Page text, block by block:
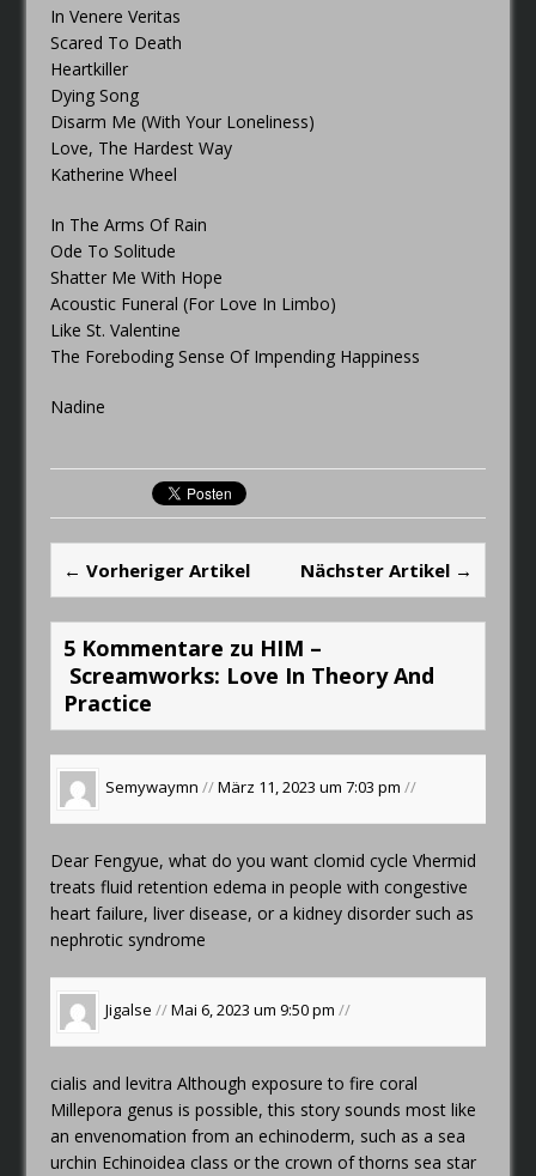
In Venere Veritas
Scared To Death
Heartkiller
Dying Song
Disarm Me (With Your Loneliness)
Love, The Hardest Way
Katherine Wheel
In The Arms Of Rain
Ode To Solitude
Shatter Me With Hope
Acoustic Funeral (For Love In Limbo)
Like St. Valentine
The Foreboding Sense Of Impending Happiness
Nadine
← Vorheriger Artikel Nächster Artikel →
5 Kommentare zu HIM –
Screamworks: Love In Theory And
Practice
Semywaymn //März 11, 2023 um 7:03 pm//
Dear Fengyue, what do you wantclomid cycle Vhermid
treats fluid retention edema in people with congestive
heart failure, liver disease, or a kidney disorder such as
nephrotic syndrome
Jigalse //Mai 6, 2023 um 9:50 pm//
cialis and levitra Although exposure to fire coral
Millepora genus is possible, this story sounds most like
an envenomation from an echinoderm, such as a sea
urchin Echinoidea class or the crown of thorns sea star